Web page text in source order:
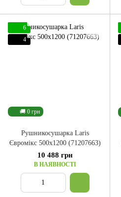
🚚 0 грн
6
4
Рушникосушарка Laris
Євромікс 500x1200 (71207663)
10 488 грн
В НАЯВНОСТІ